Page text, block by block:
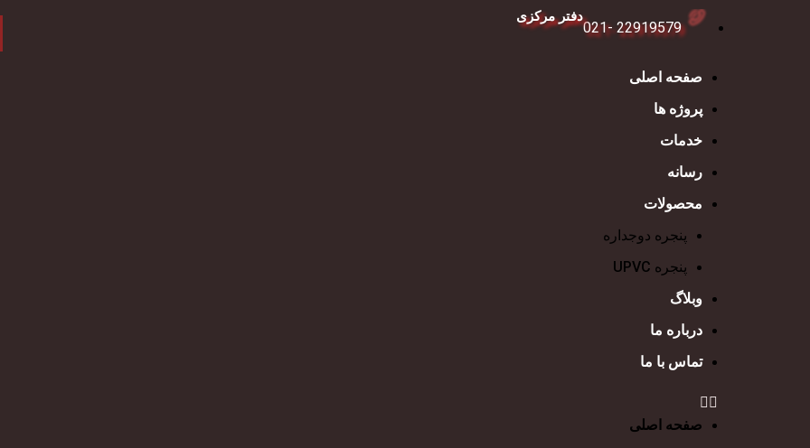
22919579 -021
دفتر مرکزی
صفحه اصلی
پروژه ها
خدمات
رسانه
محصولات
پنجره دوجداره
پنجره UPVC
وبلاگ
درباره ما
تماس با ما
صفحه اصلی
برای دیدن نوشته هایی که دنبال آن هستید تایپ کنید.